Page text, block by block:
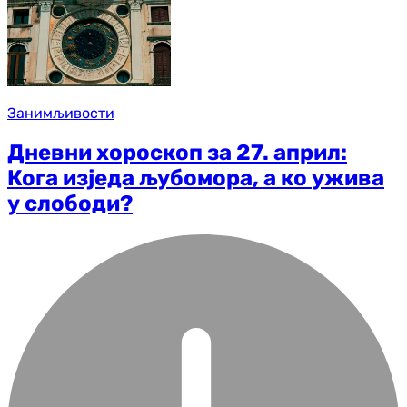
Занимљивости
Дневни хороскоп за 27. април:
Кога изједа љубомора, а ко ужива
у слободи?